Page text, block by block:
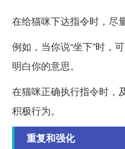
在给猫咪下达指令时，尽
例如，当你说“坐下”时，
明白你的意思。
在猫咪正确执行指令时，
积极行为。
重复和强化